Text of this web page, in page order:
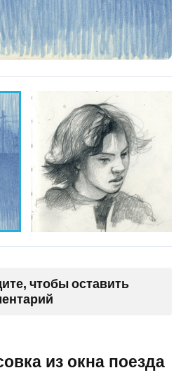
чтобы оставить
из окна поезда